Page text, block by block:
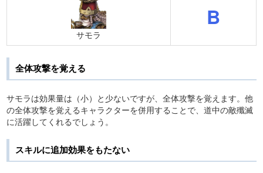
サモラ
B
全体攻撃を覚える
サモラは効果量は（小）と少ないですが、全体攻撃を覚えます。他
の全体攻撃を覚えるキャラクターを併用することで、道中の敵殲滅
に活躍してくれるでしょう。
スキルに追加効果をもたない